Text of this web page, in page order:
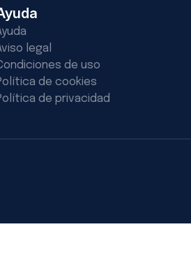
legal
de uso
de cookies
de privacidad